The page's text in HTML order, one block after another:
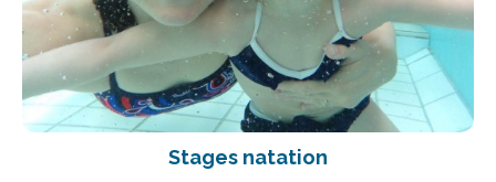
Stages natation